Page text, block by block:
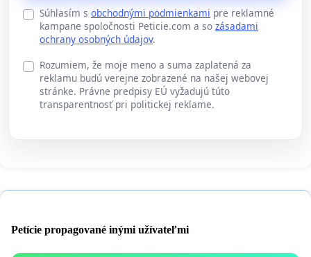
Súhlasím s obchodnými podmienkami pre reklamné
kampane spoločnosti Peticie.com a so zásadami
ochrany osobných údajov.
Rozumiem, že moje meno a suma zaplatená za
reklamu budú verejne zobrazené na našej webovej
stránke. Právne predpisy EÚ vyžadujú túto
transparentnosť pri politickej reklame.
Petície propagované inými užívateľmi